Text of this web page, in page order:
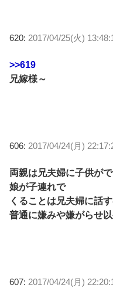
620: 2017/04/25(火)
>>619
兄嫁様～
606: 2017/04/24(月)
両親は兄夫婦に子供が
娘が子連れで
くることは兄夫婦に話
普通に嫌みや嫌がらせ
607: 2017/04/24(月)